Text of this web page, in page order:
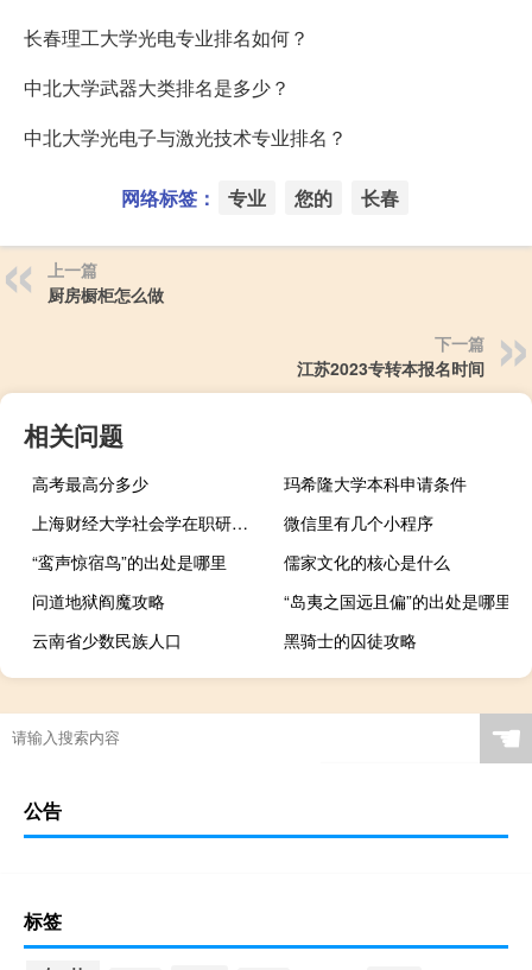
长春理工大学光电专业排名如何？
中北大学武器大类排名是多少？
中北大学光电子与激光技术专业排名？
网络标签： 专业 您的 长春
上一篇
厨房橱柜怎么做
下一篇
江苏2023专转本报名时间
相关问题
高考最高分多少
玛希隆大学本科申请条件
上海财经大学社会学在职研究生考试时间在什么时候
微信里有几个小程序
“鸾声惊宿鸟”的出处是哪里
儒家文化的核心是什么
问道地狱阎魔攻略
“岛夷之国远且偏”的出处是哪里
云南省少数民族人口
黑骑士的囚徒攻略
☚
公告
标签